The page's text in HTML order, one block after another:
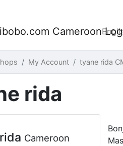
My Account tyane rida
rida
Cameroon